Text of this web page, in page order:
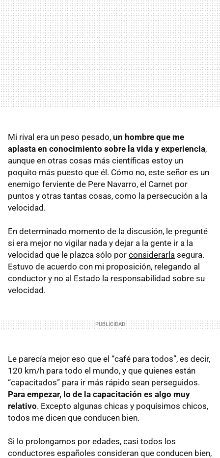
Mi rival era un peso pesado, un hombre que me
aplasta en conocimiento sobre la vida y experiencia,
aunque en otras cosas más científicas estoy un
poquito más puesto que él. Cómo no, este señor es un
enemigo ferviente de Pere Navarro, el Carnet por
puntos y otras tantas cosas, como la persecución a la
velocidad.
En determinado momento de la discusión, le pregunté
si era mejor no vigilar nada y dejar a la gente ir a la
velocidad que le plazca sólo por considerarla segura.
Estuvo de acuerdo con mi proposición, relegando al
conductor y no al Estado la responsabilidad sobre su
velocidad.
Le parecía mejor eso que el “café para todos”, es decir,
120 km/h para todo el mundo, y que quienes están
“capacitados” para ir más rápido sean perseguidos.
Para empezar, lo de la capacitación es algo muy
relativo. Excepto algunas chicas y poquísimos chicos,
todos me dicen que conducen bien.
Si lo prolongamos por edades, casi todos los
conductores españoles consideran que conducen bien,